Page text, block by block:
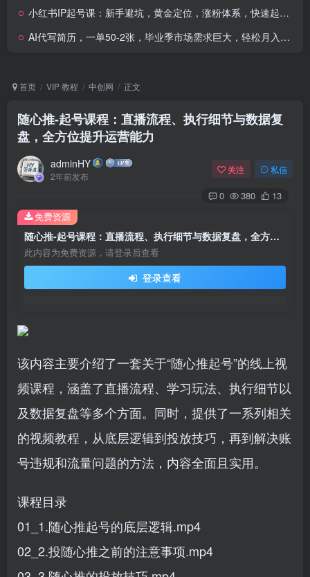
小红书IP起号课：新手避坑，黄金定位，涨粉体系，快速起号变现
AI代写简历，一单50-2张，毕业季市场需求巨大，轻松月入过W【附赠工具指令】
首页 VIP 教程 中创网 正文
随心推-起号课程：直播流程、执行细节与数据复
盘，全方位提升运营能力
adminHY
2年前发布
关注 私信
0 380 13
随心推-起号课程：直播流程、执行细节与数据复盘，全方位提升运营能力
此内容为免费资源，请登录后查看
登录查看
免费资源
该内容主要介绍了一套关于“随心推起号”的线上视
频课程，涵盖了直播流程、学习玩法、执行细节以
及数据复盘等多个方面。同时，提供了一系列相关
的视频教程，从底层逻辑到投放技巧，再到解决账
号违规和流量问题的方法，内容全面且实用。
课程目录
01_1.随心推起号的底层逻辑.mp4
02_2.投随心推之前的注意事项.mp4